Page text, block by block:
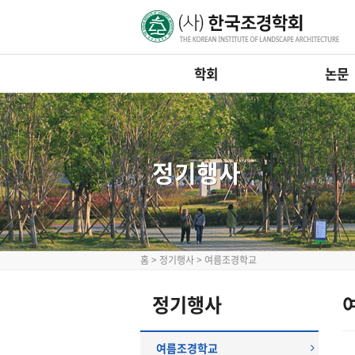
학회 논문
정기행사
홈 > 정기행사> 여름조경학교
정기행사
여름조경학교